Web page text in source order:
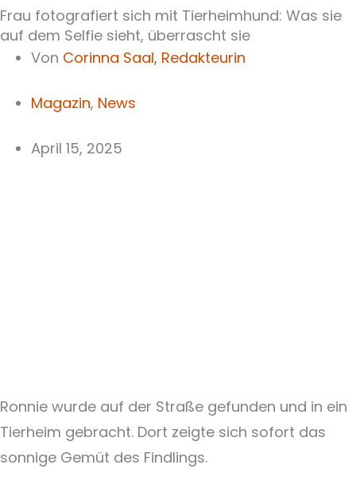
Frau fotografiert sich mit Tierheimhund: Was sie
auf dem Selfie sieht, überrascht sie
Von Corinna Saal, Redakteurin
Magazin, News
April 15, 2025
Ronnie wurde auf der Straße gefunden und in ein
Tierheim gebracht. Dort zeigte sich sofort das
sonnige Gemüt des Findlings.